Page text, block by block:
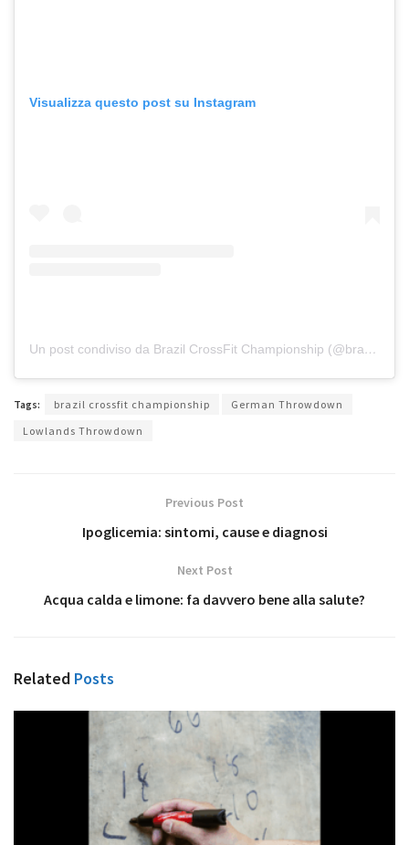
Visualizza questo post su Instagram
Un post condiviso da Brazil CrossFit Championship (@brazilcrossfitchamp)
Tags: brazil crossfit championship
German Throwdown
Lowlands Throwdown
Previous Post
Ipoglicemia: sintomi, cause e diagnosi
Next Post
Acqua calda e limone: fa davvero bene alla salute?
Related Posts